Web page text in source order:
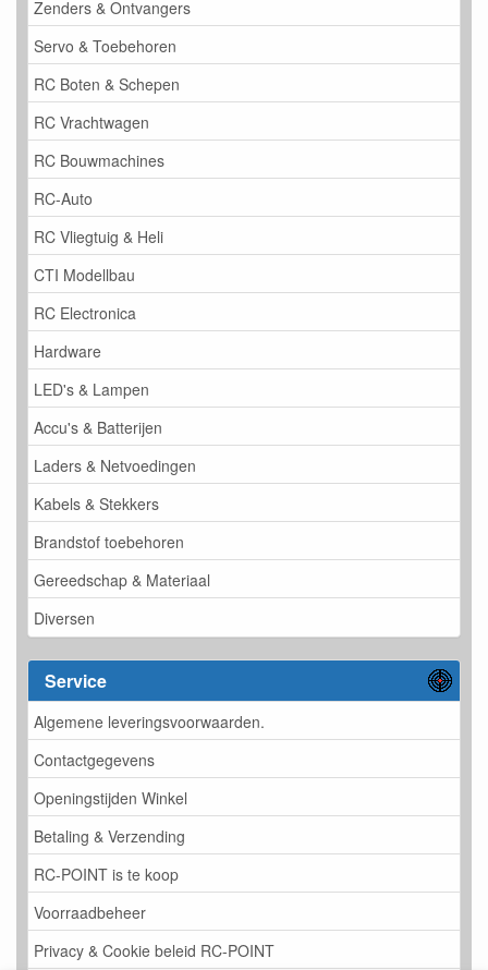
Zenders & Ontvangers
Servo & Toebehoren
RC Boten & Schepen
RC Vrachtwagen
RC Bouwmachines
RC-Auto
RC Vliegtuig & Heli
CTI Modellbau
RC Electronica
Hardware
LED's & Lampen
Accu's & Batterijen
Laders & Netvoedingen
Kabels & Stekkers
Brandstof toebehoren
Gereedschap & Materiaal
Diversen
Service
Algemene leveringsvoorwaarden.
Contactgegevens
Openingstijden Winkel
Betaling & Verzending
RC-POINT is te koop
Voorraadbeheer
Privacy & Cookie beleid RC-POINT